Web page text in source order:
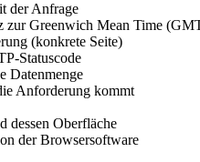
der Anfrage
zur Greenwich Mean Time
(konkrete Seite)
Statuscode
Datenmenge
Anforderung kommt
dessen Oberfläche
der Browsersoftware